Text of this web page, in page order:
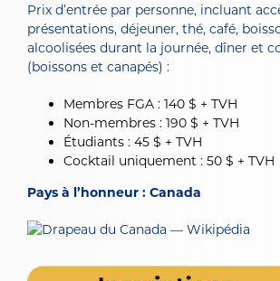
Prix d’entrée par personne, incluant
présentations, déjeuner, thé, café,
alcoolisées durant la journée, dîner et
(boissons et canapés) :
Membres FGA : 140 $ + TVH
Non-membres : 190 $ + TVH
Étudiants : 45 $ + TVH
Cocktail uniquement : 50 $ + TVH
Pays à l’honneur : Canada